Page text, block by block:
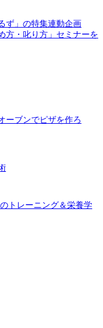
ず」の特集連動企画
方・叱り方」セミナーを
ーブンでピザを作ろ
トレーニング＆栄養学